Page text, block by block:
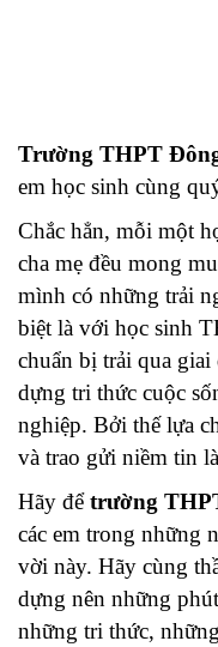
Trường THPT
em học sinh cùng
Chắc hẳn, mỗi một
cha mẹ đều mong
mình có những trải
biệt là với học sinh
chuẩn bị trải qua
dựng tri thức cuộc
nghiệp. Bởi thế lựa
và trao gửi niềm tin
Hãy đểtrường
các em trong những
vời này. Hãy cùng
dựng nên những
những tri thức,